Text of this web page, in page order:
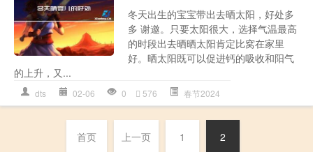
冬天出生的宝宝带出去晒太阳，好处多
多 谢邀。只要太阳很大，选择气温最高
的时段出去晒晒太阳肯定比窝在家里
好。晒太阳既可以促进钙的吸收和阳气
的上升，又...
dts 02-06 0 576 春节2024
首页 上一页 1 2